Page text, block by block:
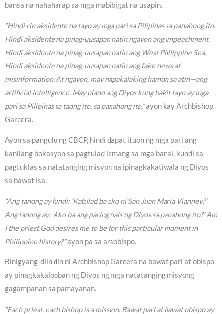
bansa na nahaharap sa mga mabibigat na usapin.
“Hindi rin aksidente na tayo ay mga pari sa Pilipinas sa panahong ito.
Hindi aksidente na pinag-uusapan natin ngayon ang impeachment.
Hindi aksidente na pinag-uusapan natin ang West Philippine Sea.
Hindi aksidente na pinag-uusapan natin ang fake news at
misinformation. At ngayon, may napakalaking hamon sa atin—ang
artificial intelligence. May plano ang Diyos kung bakit tayo ay mga
pari sa Pilipinas sa taong ito, sa panahong ito,”ayon kay Archbishop
Garcera.
Ayon sa pangulo ng CBCP, hindi dapat ituon ng mga pari ang
kanilang bokasyon sa pagtulad lamang sa mga banal, kundi sa
pagtuklas sa natatanging misyon na ipinagkakatiwala ng Diyos
sa bawat isa.
“Ang tanong ay hindi: ‘Katulad ba ako ni San Juan Maria Vianney?’
Ang tanong ay: ‘Ako ba ang paring nais ng Diyos sa panahong ito?’ Am
I the priest God desires me to be for this particular moment in
Philippine history?”ayon pa sa arsobispo.
Binigyang-diin din ni Archbishop Garcera na bawat pari at obispo
ay pinagkakalooban ng Diyos ng mga natatanging misyong
gagampanan sa pamayanan.
“Each priest, each bishop is a mission. Bawat pari at bawat obispo ay